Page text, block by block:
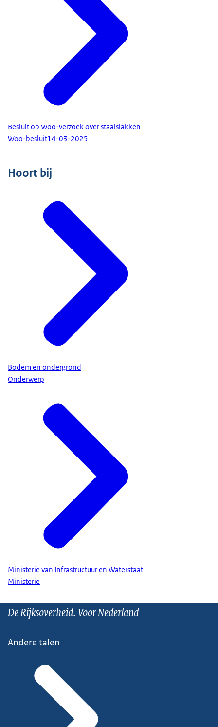
Besluit op Woo-verzoek over staalslakken
Woo-besluit14-03-2025
Hoort bij
Bodem en ondergrond
Onderwerp
Ministerie van Infrastructuur en Waterstaat
Ministerie
De Rijksoverheid. Voor Nederland
Andere talen